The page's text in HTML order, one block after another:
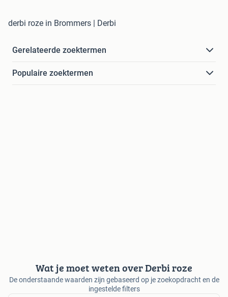
derbi roze in Brommers | Derbi
Gerelateerde zoektermen
Populaire zoektermen
Wat je moet weten over Derbi roze
De onderstaande waarden zijn gebaseerd op je zoekopdracht en de
ingestelde filters